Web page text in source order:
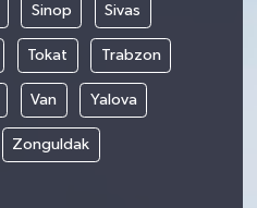
Sinop Sivas
Tokat Trabzon
Van Yalova
Zonguldak